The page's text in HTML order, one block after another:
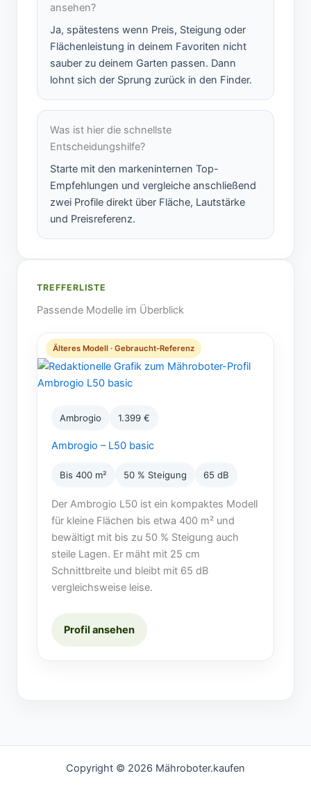
ansehen?
Ja, spätestens wenn Preis, Steigung oder
Flächenleistung in deinem Favoriten nicht
sauber zu deinem Garten passen. Dann
lohnt sich der Sprung zurück in den Finder.
Was ist hier die schnellste
Entscheidungshilfe?
Starte mit den markeninternen Top-
Empfehlungen und vergleiche anschließend
zwei Profile direkt über Fläche, Lautstärke
und Preisreferenz.
TREFFERLISTE
Passende Modelle im Überblick
Älteres Modell · Gebraucht-Referenz
Ambrogio 1.399 €
Ambrogio – L50 basic
Bis 400 m² 50 % Steigung 65 dB
Der Ambrogio L50 ist ein kompaktes Modell
für kleine Flächen bis etwa 400 m² und
bewältigt mit bis zu 50 % Steigung auch
steile Lagen. Er mäht mit 25 cm
Schnittbreite und bleibt mit 65 dB
vergleichsweise leise.
Profil ansehen
Copyright © 2026 Mähroboter.kaufen